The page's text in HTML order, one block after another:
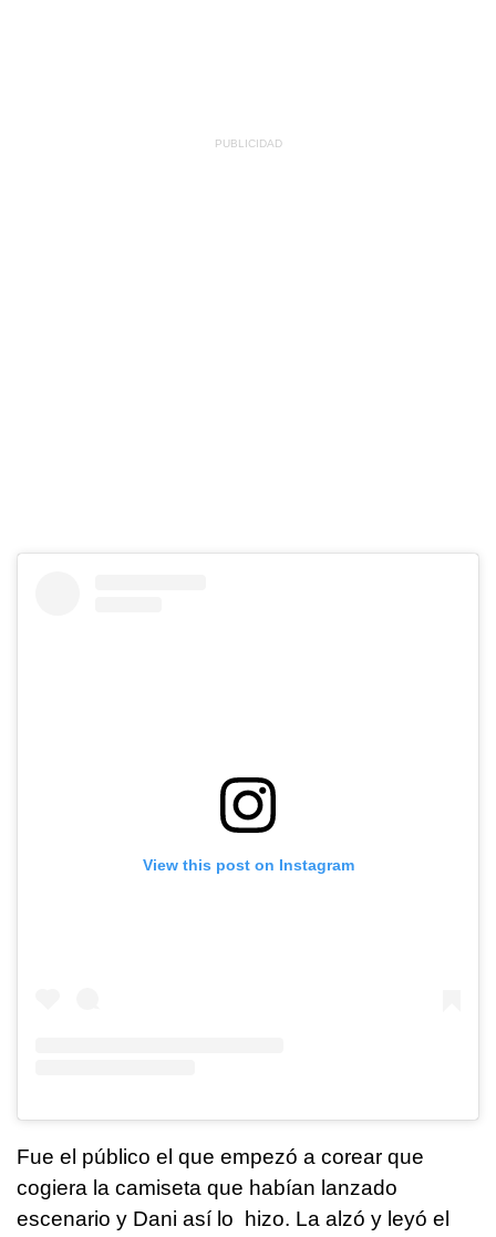
View this post on Instagram
Fue el público el que empezó a corear que
cogiera la camiseta que habían lanzado
escenario y Dani así lo hizo. La alzó y leyó el